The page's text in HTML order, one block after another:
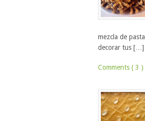
mezcla de
decorar tus […]
Comments ( 3 )